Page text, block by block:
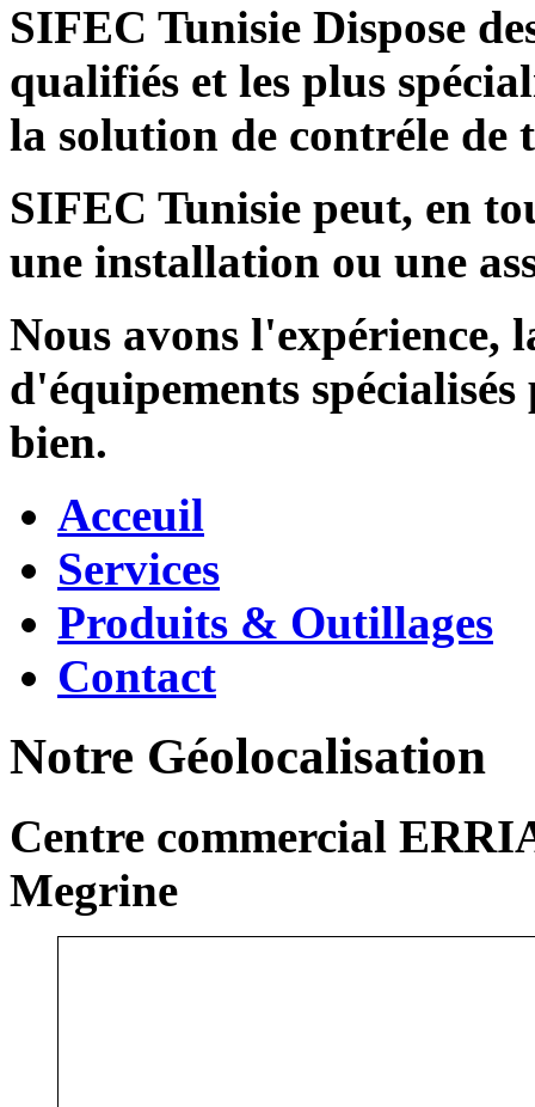
SIFEC Tunisie Dispose
qualifiés et les plus
la solution de contréle de
SIFEC Tunisie peut, en
une installation ou une
Nous avons l'expérience,
d'équipements
bien.
Acceuil
Services
Produits & Outillages
Contact
Notre Géolocalisation
Centre commercial
Megrine